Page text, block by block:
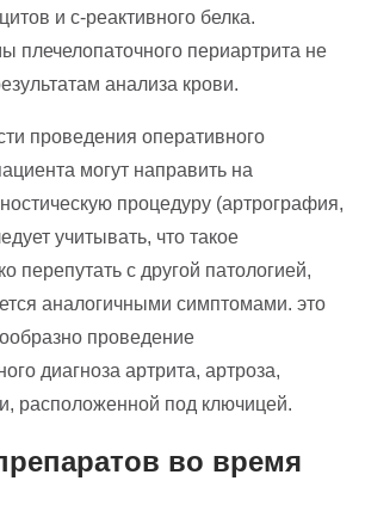
и с-реактивного белка.
плечелопаточного периартрита не
анализа крови.
проведения оперативного
могут направить на
процедуру (артрография,
учитывать, что такое
перепутать с другой патологией,
аналогичными симптомами. это
проведение
диагноза артрита, артроза,
расположенной под ключицей.
во время